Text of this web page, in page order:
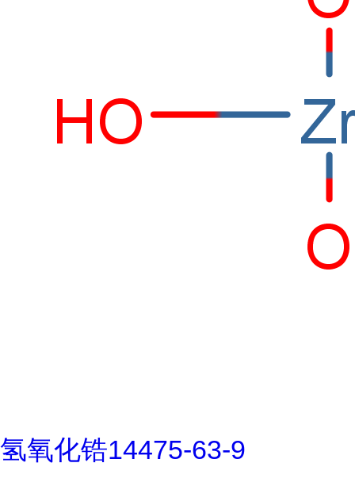
氢氧化锆14475-63-9